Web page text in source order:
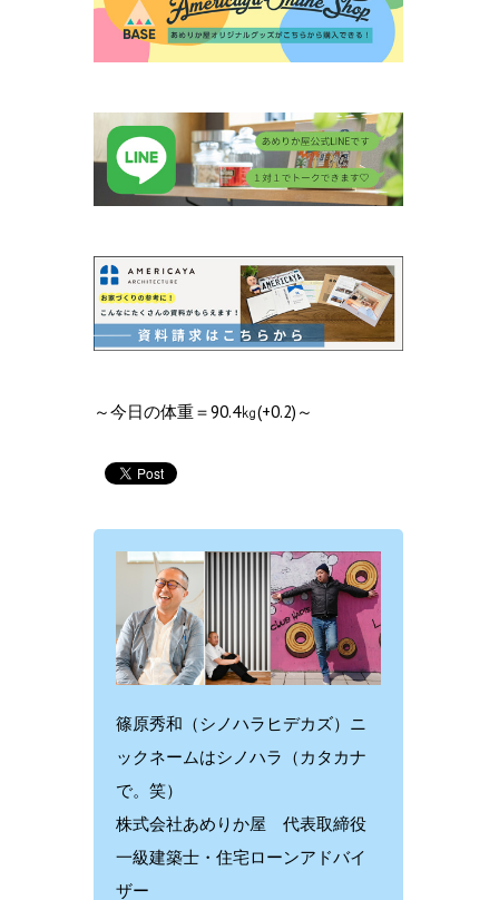
～今日の体重＝90.4㎏(+0.2)～
篠原秀和（シノハラヒデカズ）ニ
ックネームはシノハラ（カタカナ
で。笑）
株式会社あめりか屋 代表取締役
一級建築士・住宅ローンアドバイ
ザー